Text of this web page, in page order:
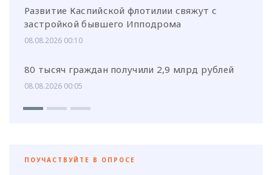
Развитие Каспийской флотилии свяжут с
застройкой бывшего Ипподрома
08.08.2026 00:10
80 тысяч граждан получили 2,9 млрд рублей
08.08.2026 00:05
ПОУЧАСТВУЙТЕ В ОПРОСЕ